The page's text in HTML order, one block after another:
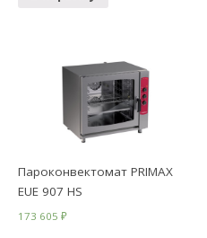
Пароконвектомат PRIMAX
EUE 907 HS
173 605₽